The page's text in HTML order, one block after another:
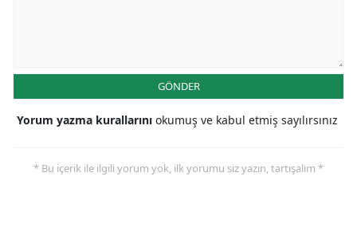
GÖNDER
Yorum yazma kurallarını okumuş ve kabul etmiş sayılırsınız
* Bu içerik ile ilgili yorum yok, ilk yorumu siz yazın, tartışalım *